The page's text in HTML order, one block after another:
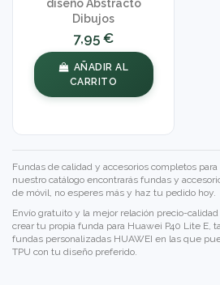
diseño Abstracto
Dibujos
7,95 €
AÑADIR AL
CARRITO
Fundas de calidad y accesorios completos para
nuestro catálogo encontrarás fundas y
de móvil, no esperes más y haz tu pedido hoy.
Envío gratuito y la mejor relación precio-
crear tu propia funda para Huawei P40 Lite E,
fundas personalizadas HUAWEI en las que
TPU con tu diseño preferido.